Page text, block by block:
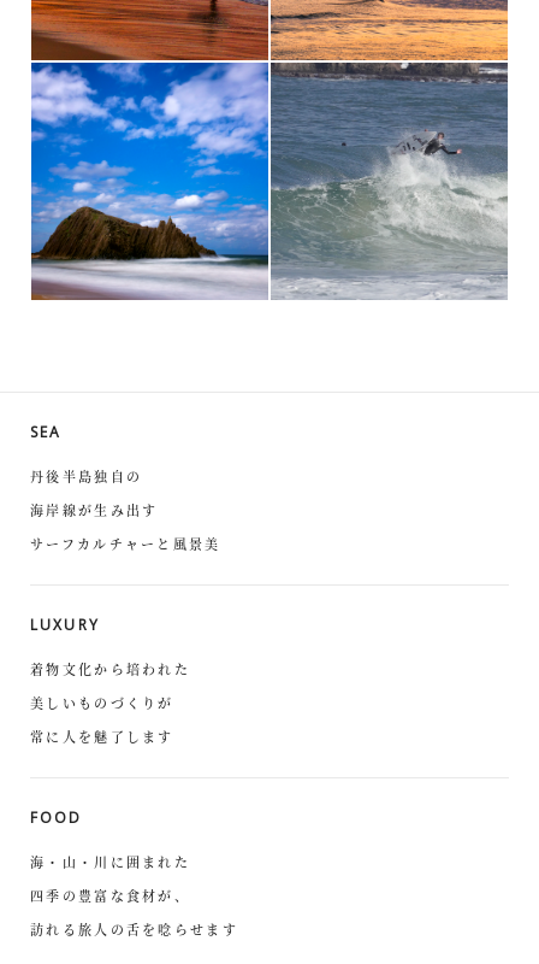
SEA
丹後半島独自の
海岸線が生み出す
サーフカルチャーと風景美
LUXURY
着物文化から培われた
美しいものづくりが
常に人を魅了します
FOOD
海・山・川に囲まれた
四季の豊富な食材が、
訪れる旅人の舌を唸らせます